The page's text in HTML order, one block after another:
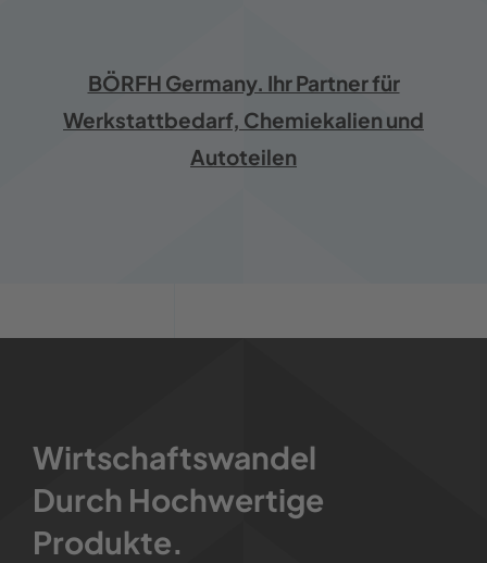
BÖRFH Germany. Ihr Partner für
Werkstattbedarf, Chemiekalien und
Autoteilen
Wirtschaftswandel
Durch Hochwertige
Produkte.